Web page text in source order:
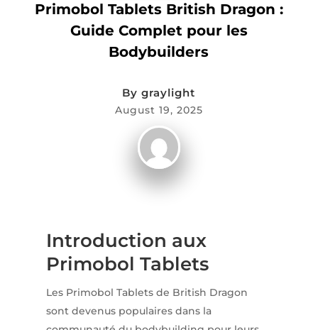
Primobol Tablets British Dragon :
Guide Complet pour les
Bodybuilders
Bygraylight
August 19, 2025
Introduction aux
Primobol Tablets
Les Primobol Tablets de British Dragon
sont devenus populaires dans la